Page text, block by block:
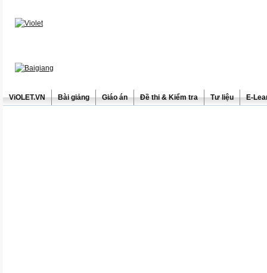
ViOLET.VN Bài giảng Giáo án Đề thi & Kiểm tra Tư liệu E-